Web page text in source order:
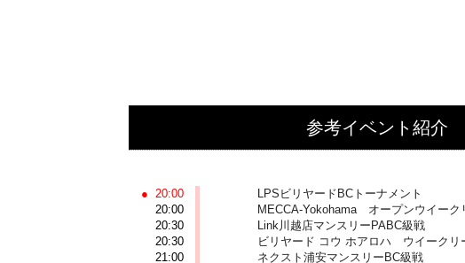
参考イベント紹介
20:00
LPSビリヤードBCトーナメント
20:00
MECCA-Yokohama オープンウイーク
20:30
Link川越店マンスリーPABC級戦
20:30
ビリヤード コウ ホアロハ ウイークリ
21:00
ネクスト浦安マンスリーBC級戦